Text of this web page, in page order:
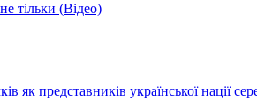
тільки (Відео)
як представників української нації